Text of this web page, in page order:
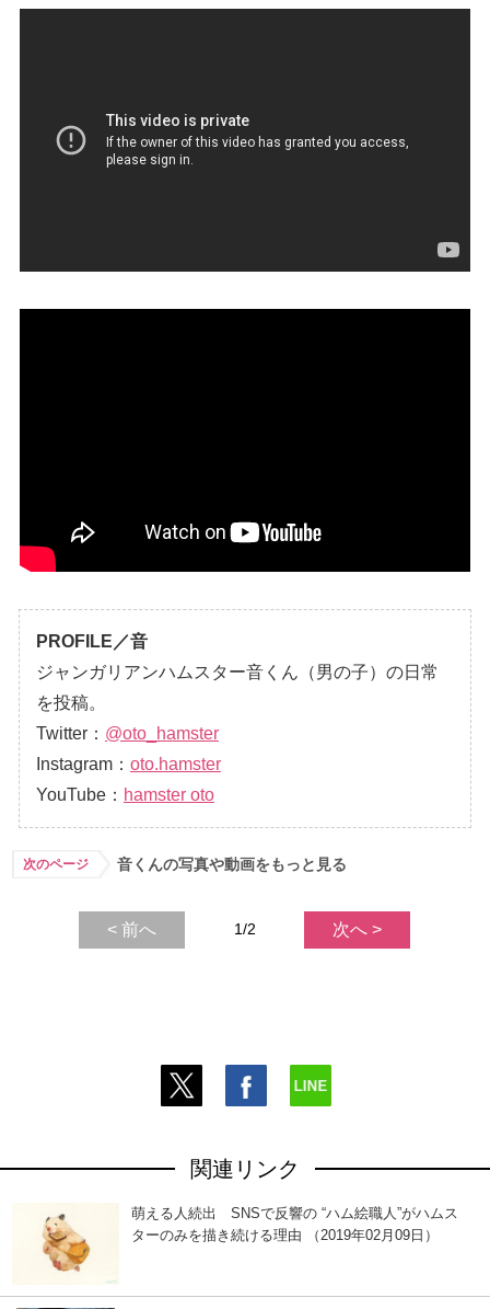
PROFILE／音
ジャンガリアンハムスター音くん（男の子）の日常
を投稿。
Twitter： @oto_hamster
Instagram： oto.hamster
YouTube： hamster oto
次のページ 音くんの写真や動画をもっと見る
< 前へ 1/2 次へ >
関連リンク
萌える人続出 SNSで反響の “ハム絵職人”がハムス
ターのみを描き続ける理由 （2019年02月09日）